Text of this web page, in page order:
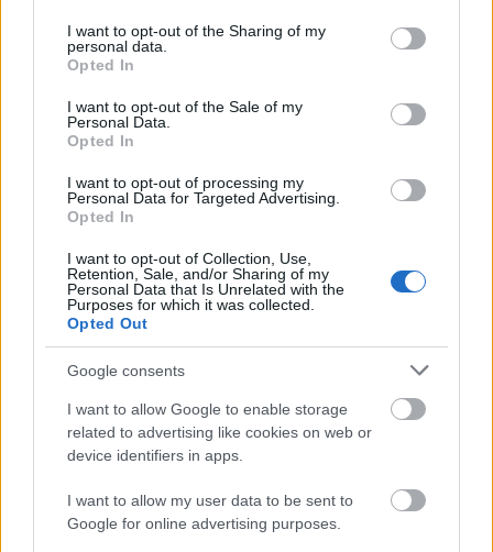
not limited to your visit or usage behaviour. You may click to
grant or deny consent to Google and its third-party tags to
use your data for below specified purposes in below Google
consent section.
I want to opt-out of the Sharing of my
personal data.
Opted In
I want to opt-out of the Sale of my
Personal Data.
Opted In
I want to opt-out of processing my
Personal Data for Targeted Advertising.
Opted In
I want to opt-out of Collection, Use,
Retention, Sale, and/or Sharing of my
Personal Data that Is Unrelated with the
Purposes for which it was collected.
Opted Out
Google consents
I want to allow Google to enable storage
related to advertising like cookies on web or
device identifiers in apps.
I want to allow my user data to be sent to
Google for online advertising purposes.
Μικτή εικόνα στη μεγάλη
κεφαλαιοποίηση
FTSE Large Cap , πέραν των τραπεζών, οι
ViohalcoκαιΤιτάνηγήθηκαν της ανόδου, με
και η άνοδος 2,59% για τον τίτλο του
ΔΑΑστα
10,30 ευρώ. Με κέρδη 1,82% στα 37,98 ευρώ